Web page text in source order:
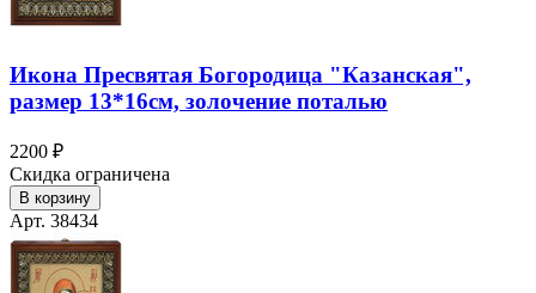
Икона Пресвятая Богородица "Казанская",
размер 13*16см, золочение поталью
2200 ₽
Скидка ограничена
В корзину
Арт. 38434